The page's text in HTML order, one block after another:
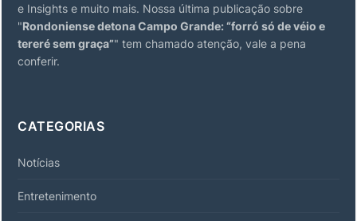
e Insights e muito mais. Nossa última publicação sobre
"Rondoniense detona Campo Grande: “forró só de véio e
tereré sem graça”" tem chamado atenção, vale a pena
conferir.
CATEGORIAS
Notícias
Entretenimento